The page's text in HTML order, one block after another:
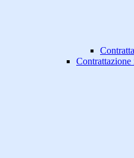
Contrattazione